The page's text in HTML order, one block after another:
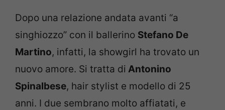
Dopo una relazione andata avanti “a
singhiozzo” con il ballerino Stefano De
Martino, infatti, la showgirl ha trovato un
nuovo amore. Si tratta di Antonino
Spinalbese, hair stylist e modello di 25
anni. I due sembrano molto affiatati, e